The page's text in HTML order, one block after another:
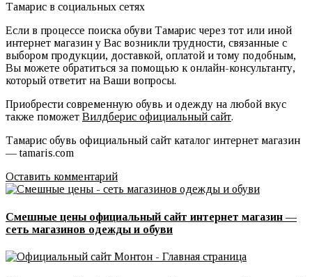
Тамарис в социальных сетях
Если в процессе поиска обуви Тамарис через тот или иной
интернет магазин у Вас возникли трудности, связанные с
выбором продукции, доставкой, оплатой и тому подобным,
Вы можете обратиться за помощью к онлайн-консультанту,
который ответит на Ваши вопросы.
Приобрести современную обувь и одежду на любой вкус
также поможет Вилдберис официальный сайт.
Тамарис обувь официальный сайт каталог интернет магазин
— tamaris.com
Оставить комментарий
Смешные цены официальный сайт интернет магазин —
сеть магазинов одежды и обуви